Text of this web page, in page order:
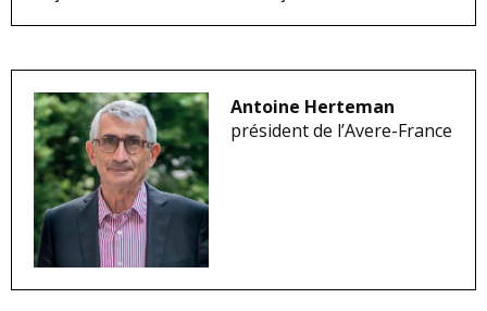
Antoine Herteman
président de l’Avere-France